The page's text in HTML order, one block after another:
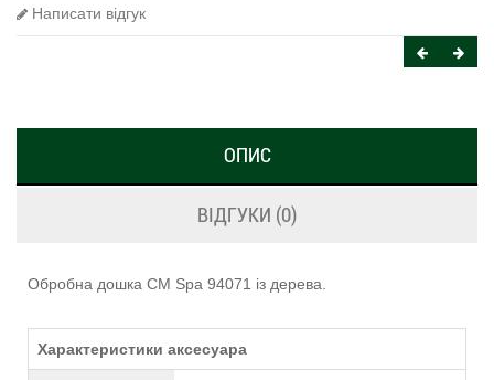
Написати відгук
ОПИС
ВІДГУКИ (0)
Обробна дошка CM Spa 94071 із дерева.
Характеристики аксесуара